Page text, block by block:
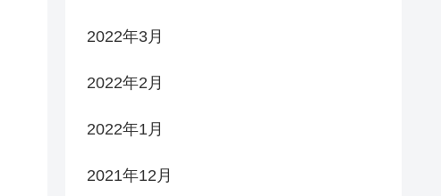
2022年3月
2022年2月
2022年1月
2021年12月